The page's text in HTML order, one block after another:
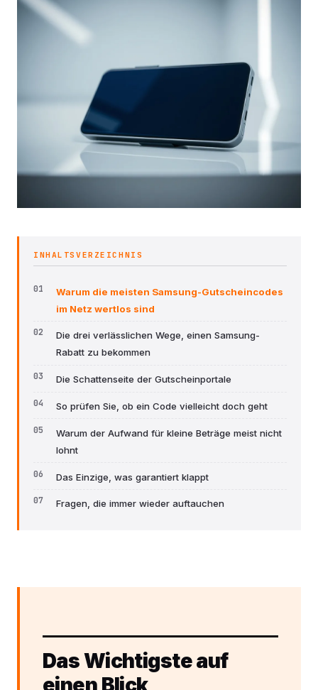
INHALTSVERZEICHNIS
Warum die meisten Samsung-Gutscheincodes
im Netz wertlos sind
Die drei verlässlichen Wege, einen Samsung-
Rabatt zu bekommen
Die Schattenseite der Gutscheinportale
So prüfen Sie, ob ein Code vielleicht doch geht
Warum der Aufwand für kleine Beträge meist nicht
lohnt
Das Einzige, was garantiert klappt
Fragen, die immer wieder auftauchen
Das Wichtigste auf
einen Blick